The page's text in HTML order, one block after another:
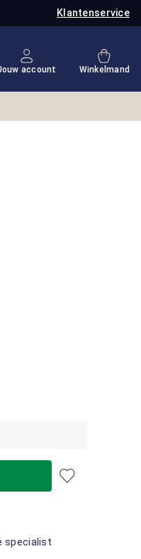
Klantenservice
op je verlanglijstje
account Winkelmand
specialist